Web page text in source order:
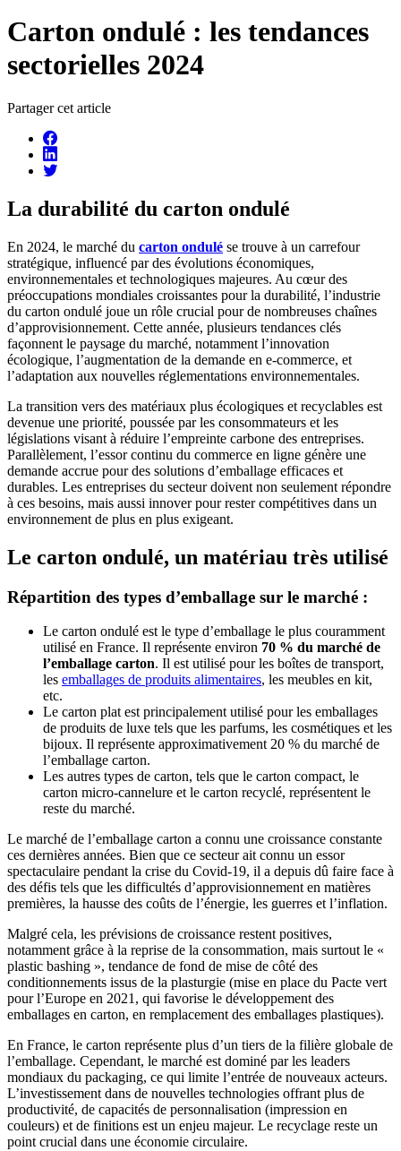
Carton ondulé : les tendances
sectorielles 2024
Partager cet article
La durabilité du carton ondulé
En 2024, le marché du carton ondulé se trouve à un carrefour
stratégique, influencé par des évolutions économiques,
environnementales et technologiques majeures. Au cœur des
préoccupations mondiales croissantes pour la durabilité, l’industrie
du carton ondulé joue un rôle crucial pour de nombreuses chaînes
d’approvisionnement. Cette année, plusieurs tendances clés
façonnent le paysage du marché, notamment l’innovation
écologique, l’augmentation de la demande en e-commerce, et
l’adaptation aux nouvelles réglementations environnementales.
La transition vers des matériaux plus écologiques et recyclables est
devenue une priorité, poussée par les consommateurs et les
législations visant à réduire l’empreinte carbone des entreprises.
Parallèlement, l’essor continu du commerce en ligne génère une
demande accrue pour des solutions d’emballage efficaces et
durables. Les entreprises du secteur doivent non seulement répondre
à ces besoins, mais aussi innover pour rester compétitives dans un
environnement de plus en plus exigeant.
Le carton ondulé, un matériau très utilisé
Répartition des types d’emballage sur le marché :
Le carton ondulé est le type d’emballage le plus couramment
utilisé en France. Il représente environ 70 % du marché de
l’emballage carton. Il est utilisé pour les boîtes de transport,
les emballages de produits alimentaires, les meubles en kit,
etc.
Le carton plat est principalement utilisé pour les emballages
de produits de luxe tels que les parfums, les cosmétiques et les
bijoux. Il représente approximativement 20 % du marché de
l’emballage carton.
Les autres types de carton, tels que le carton compact, le
carton micro-cannelure et le carton recyclé, représentent le
reste du marché.
Le marché de l’emballage carton a connu une croissance constante
ces dernières années. Bien que ce secteur ait connu un essor
spectaculaire pendant la crise du Covid-19, il a depuis dû faire face à
des défis tels que les difficultés d’approvisionnement en matières
premières, la hausse des coûts de l’énergie, les guerres et l’inflation.
Malgré cela, les prévisions de croissance restent positives,
notamment grâce à la reprise de la consommation, mais surtout le «
plastic bashing », tendance de fond de mise de côté des
conditionnements issus de la plasturgie (mise en place du Pacte vert
pour l’Europe en 2021, qui favorise le développement des
emballages en carton, en remplacement des emballages plastiques).
En France, le carton représente plus d’un tiers de la filière globale de
l’emballage. Cependant, le marché est dominé par les leaders
mondiaux du packaging, ce qui limite l’entrée de nouveaux acteurs.
L’investissement dans de nouvelles technologies offrant plus de
productivité, de capacités de personnalisation (impression en
couleurs) et de finitions est un enjeu majeur. Le recyclage reste un
point crucial dans une économie circulaire.